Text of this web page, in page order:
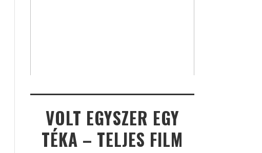
VOLT EGYSZER EGY
TÉKA – TELJES FILM